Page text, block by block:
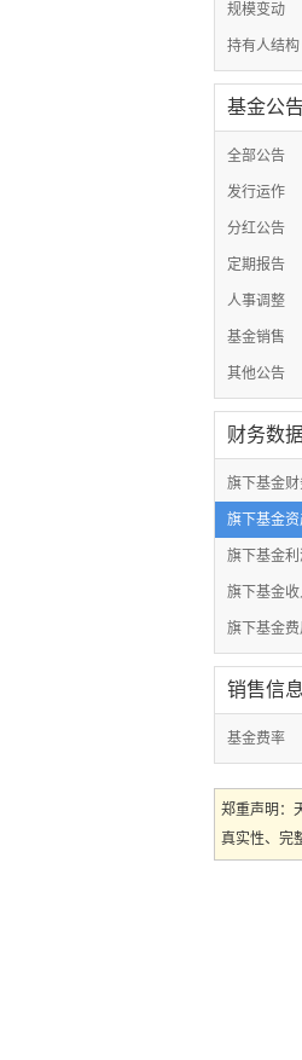
规模变动
持有人结构
基金公告
全部公告
发行运作
分红公告
定期报告
人事调整
基金销售
其他公告
财务数
旗下基金
旗下基金
旗下基金
旗下基金
旗下基金
销售信息
基金费率
郑重声明：
真实性、完